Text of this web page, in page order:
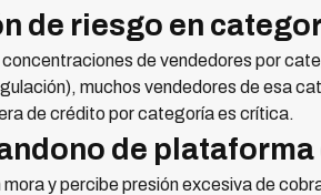
de riesgo en
de vendedores por
muchos vendedores de esa
de crédito por categoría es crítica.
de
y percibe presión excesiva de